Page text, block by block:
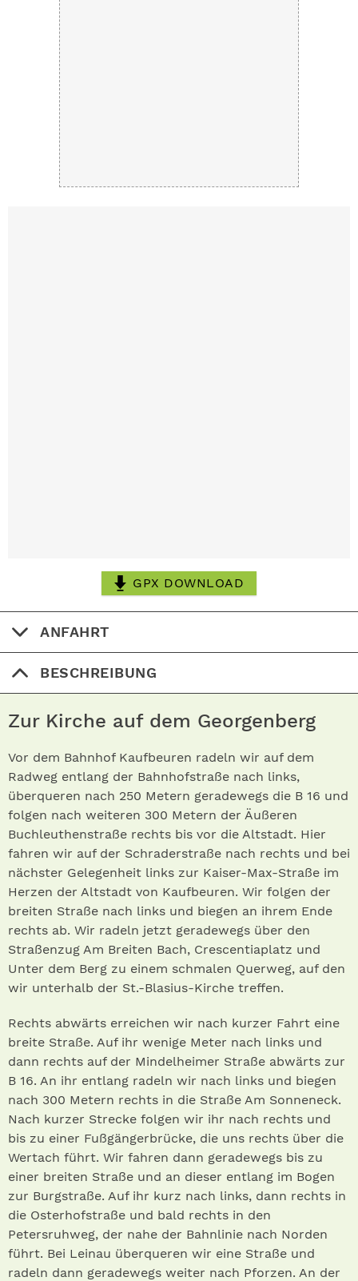
GPX DOWNLOAD
ANFAHRT
BESCHREIBUNG
Zur Kirche auf dem Georgenberg
Vor dem Bahnhof Kaufbeuren radeln wir auf dem
Radweg entlang der Bahnhofstraße nach links,
überqueren nach 250 Metern geradewegs die B 16 und
folgen nach weiteren 300 Metern der Äußeren
Buchleuthenstraße rechts bis vor die Altstadt. Hier
fahren wir auf der Schraderstraße nach rechts und bei
nächster Gelegenheit links zur Kaiser-Max-Straße im
Herzen der Altstadt von Kaufbeuren. Wir folgen der
breiten Straße nach links und biegen an ihrem Ende
rechts ab. Wir radeln jetzt geradewegs über den
Straßenzug Am Breiten Bach, Crescentiaplatz und
Unter dem Berg zu einem schmalen Querweg, auf den
wir unterhalb der St.-Blasius-Kirche treffen.
Rechts abwärts erreichen wir nach kurzer Fahrt eine
breite Straße. Auf ihr wenige Meter nach links und
dann rechts auf der Mindelheimer Straße abwärts zur
B 16. An ihr entlang radeln wir nach links und biegen
nach 300 Metern rechts in die Straße Am Sonneneck.
Nach kurzer Strecke folgen wir ihr nach rechts und
bis zu einer Fußgängerbrücke, die uns rechts über die
Wertach führt. Wir fahren dann geradewegs bis zu
einer breiten Straße und an dieser entlang im Bogen
zur Burgstraße. Auf ihr kurz nach links, dann rechts in
die Osterhofstraße und bald rechts in den
Petersruhweg, der nahe der Bahnlinie nach Norden
führt. Bei Leinau überqueren wir eine Straße und
radeln dann geradewegs weiter nach Pforzen. An der